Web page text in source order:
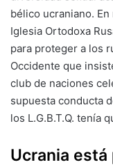
bélico ucraniano.
Iglesia Ortodoxa
para proteger a los
Occidente que
club de naciones
supuesta conducta
los L.G.B.T.Q. tenía
Ucrania está